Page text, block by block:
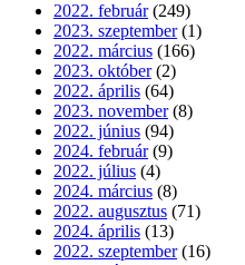
2022. február (249)
2023. szeptember (1)
2022. március (166)
2023. október (2)
2022. április (64)
2023. november (8)
2022. június (94)
2024. február (9)
2022. július (4)
2024. március (8)
2022. augusztus (71)
2024. április (13)
2022. szeptember (16)